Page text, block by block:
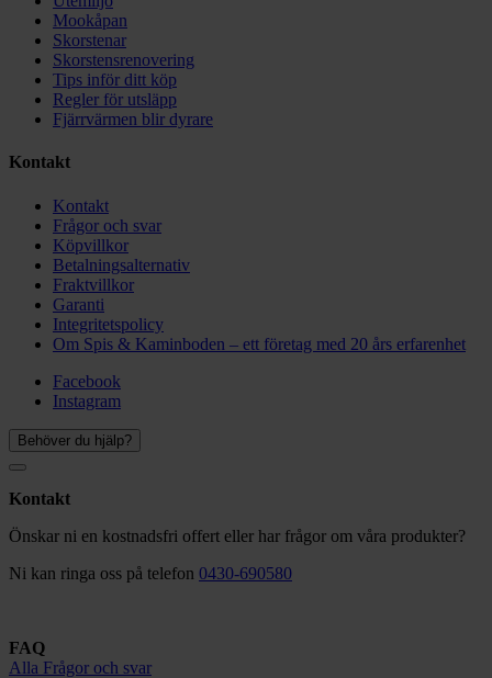
Mookåpan
Skorstenar
Skorstensrenovering
Tips inför ditt köp
Regler för utsläpp
Fjärrvärmen blir dyrare
Kontakt
Kontakt
Frågor och svar
Köpvillkor
Betalningsalternativ
Fraktvillkor
Garanti
Integritetspolicy
Om Spis & Kaminboden – ett företag med 20 års erfarenhet
Facebook
Instagram
Behöver du hjälp?
Kontakt
Önskar ni en kostnadsfri offert eller har frågor om våra produkter?
Ni kan ringa oss på telefon 0430-690580
FAQ
Alla Frågor och svar